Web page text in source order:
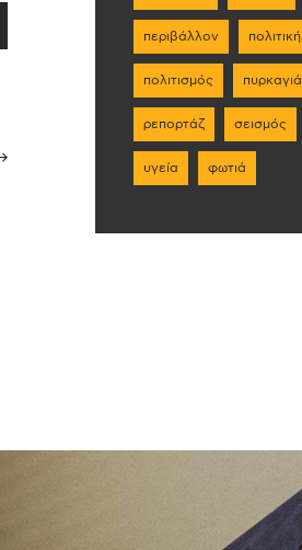
περιβάλλον πολιτική
πολιτισμός πυρκαγιά
ρεπορτάζ σεισμός
υγεία φωτιά